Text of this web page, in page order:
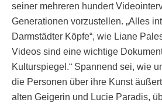
seiner mehreren hundert
Generationen vorzustellen. „Alles
Darmstädter Köpfe“, wie Liane
Videos sind eine wichtige
Kulturspiegel.“ Spannend sei, wie
die Personen über ihre Kunst
alten Geigerin und Lucie Paradis,